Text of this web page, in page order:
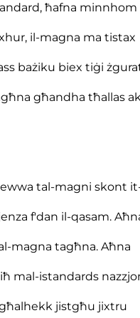
ħafna minnhom
il-magna ma tistax
bażiku biex tiġi
għandha tħallas
tal-magni skont
f'dan il-qasam.
magna tagħna. Aħna
mal-istandards
jistgħu jixtru